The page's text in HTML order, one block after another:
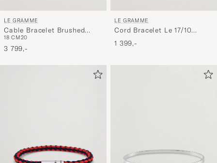
LE GRAMME
Cable Bracelet Brushed
Sterling Silver 9g
18 CM20
3 799,-
LE GRAMME
Cord Bracelet Le 17/10
Red/Sterling Silver
1 399,-